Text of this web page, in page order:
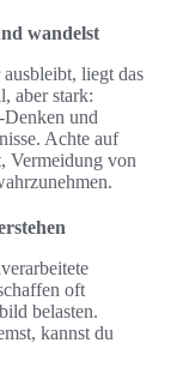
wandelst
liegt das
aber stark:
und
Achte auf
Vermeidung von
oft
belasten.
kannst du